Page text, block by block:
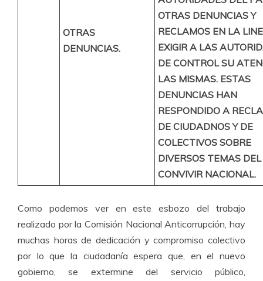
OTRAS
DENUNCIAS.
OTRAS DENUNCIAS Y
RECLAMOS EN LA
EXIGIR A LAS
DE CONTROL SU
LAS MISMAS. ESTAS
DENUNCIAS HAN
RESPONDIDO A
DE CIUDADNOS Y DE
COLECTIVOS SOBRE
DIVERSOS TEMAS DEL
CONVIVIR NACIONAL.
Como podemos ver en este esbozo del trabajo
realizado por la Comisión Nacional Anticorrupción, hay
muchas horas de dedicación y compromiso colectivo
por lo que la ciudadanía espera que, en el nuevo
gobierno, se extermine del servicio público,